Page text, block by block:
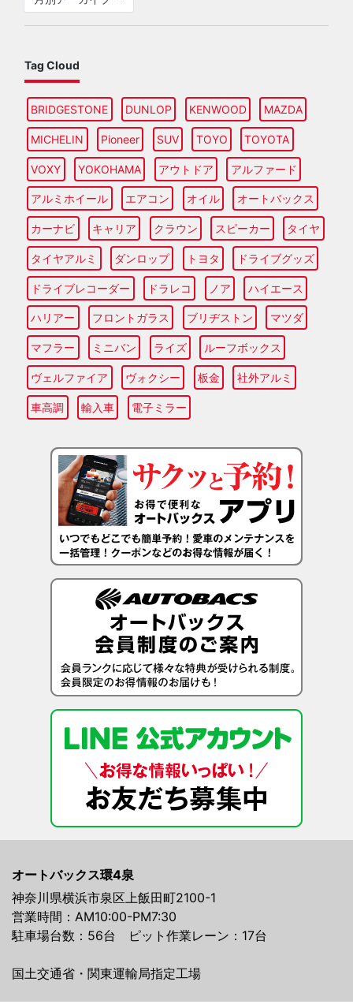
Tag Cloud
BRIDGESTONE DUNLOP KENWOOD MAZDA
MICHELIN Pioneer SUV TOYO TOYOTA
VOXY YOKOHAMA アウトドア アルファード
アルミホイール エアコン オイル オートバックス
カーナビ キャリア クラウン スピーカー タイヤ
タイヤアルミ ダンロップ トヨタ ドライブグッズ
ドライブレコーダー ドラレコ ノア ハイエース
ハリアー フロントガラス ブリヂストン マツダ
マフラー ミニバン ライズ ルーフボックス
ヴェルファイア ヴォクシー 板金 社外アルミ
車高調 輸入車 電子ミラー
オートバックス環4泉
神奈川県横浜市泉区上飯田町2100-1
営業時間：AM10:00-PM7:30
駐車場台数：56台 ピット作業レーン：17台
国土交通省・関東運輸局指定工場